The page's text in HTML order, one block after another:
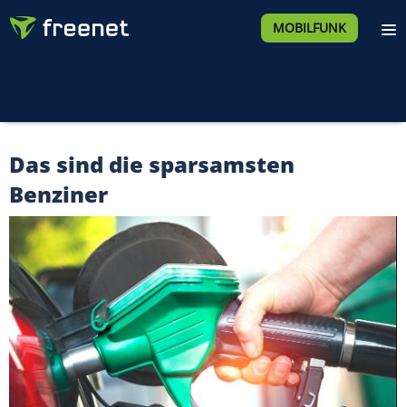
MOBILFUNK
Das sind die sparsamsten
Benziner